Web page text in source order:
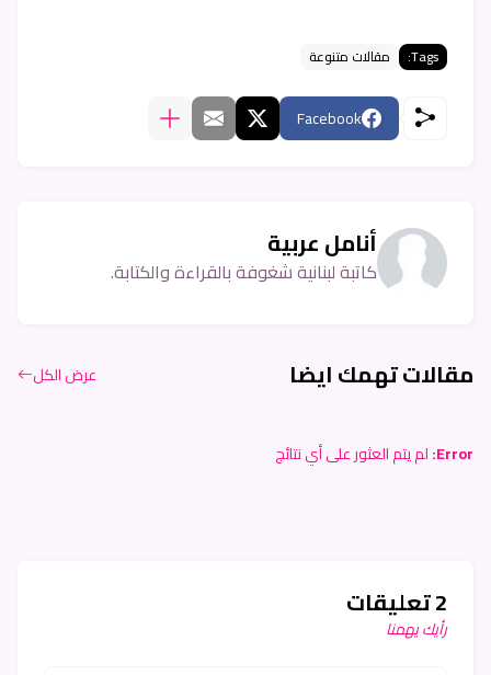
Tags: مقالات متنوعة
Facebook
أنامل عربية
كاتبة لبنانية شغوفة بالقراءة والكتابة.
مقالات تهمك ايضا عرض الكل
Error: لم يتم العثور على أي نتائج
2 تعليقات
رأيك يهمنا